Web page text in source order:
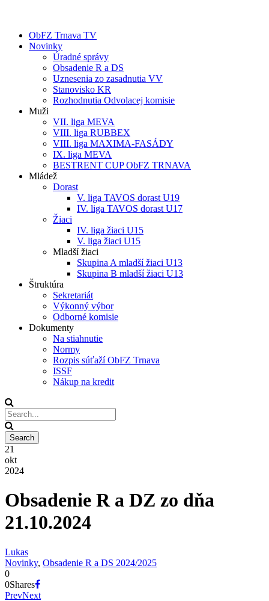
ObFZ Trnava TV
Novinky
Úradné správy
Obsadenie R a DS
Uznesenia zo zasadnutia VV
Stanovisko KR
Rozhodnutia Odvolacej komisie
Muži
VII. liga MEVA
VIII. liga RUBBEX
VIII. liga MAXIMA-FASÁDY
IX. liga MEVA
BESTRENT CUP ObFZ TRNAVA
Mládež
Dorast
V. liga TAVOS dorast U19
IV. liga TAVOS dorast U17
Žiaci
IV. liga žiaci U15
V. liga žiaci U15
Mladší žiaci
Skupina A mladší žiaci U13
Skupina B mladší žiaci U13
Štruktúra
Sekretariát
Výkonný výbor
Odborné komisie
Dokumenty
Na stiahnutie
Normy
Rozpis súťaží ObFZ Trnava
ISSF
Nákup na kredit
21
okt
2024
Obsadenie R a DZ zo dňa
21.10.2024
Lukas
Novinky, Obsadenie R a DS 2024/2025
0
0Shares
PrevNext